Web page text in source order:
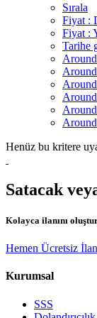
Sırala
Fiyat :
Fiyat :
Tarihe
Henüz bu kritere
Satacak
Kolayca ilanını
Hemen Ücretsiz
Kurumsal
SSS